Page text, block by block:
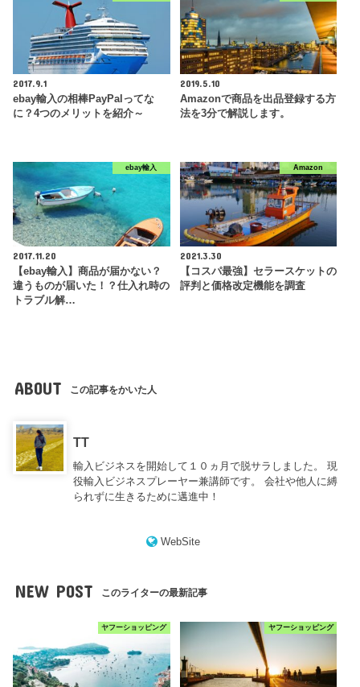
2017.9.1
ebay輸入の相棒PayPalってな
に？4つのメリットを紹介～
2019.5.10
Amazonで商品を出品登録する方
法を3分で解説します。
ebay輸入
2017.11.20
【ebay輸入】商品が届かない？
違うものが届いた！？仕入れ時の
トラブル解…
Amazon
2021.3.30
【コスパ最強】セラースケットの
評判と価格改定機能を調査
ABOUT この記事をかいた人
TT
輸入ビジネスを開始して１０ヵ月で脱サラしました。 現
役輸入ビジネスプレーヤー兼講師です。 会社や他人に縛
られずに生きるために邁進中！
WebSite
NEW POST このライターの最新記事
ヤフーショッピング ヤフーショッピング